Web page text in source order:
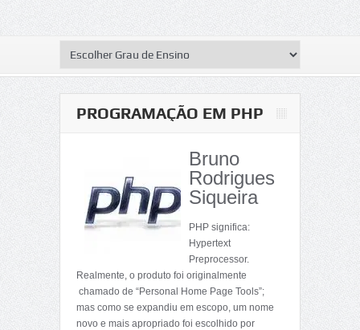
PROGRAMAÇÃO EM PHP
Bruno
Rodrigues
Siqueira
PHP significa:
Hypertext
Preprocessor.
Realmente, o produto foi originalmente
chamado de “Personal Home Page Tools”;
mas como se expandiu em escopo, um nome
novo e mais apropriado foi escolhido por